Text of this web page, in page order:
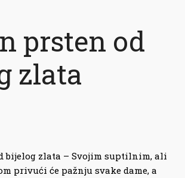
prsten od
zlata
bijelog zlata – Svojim suptilnim, ali
privući će pažnju svake dame, a